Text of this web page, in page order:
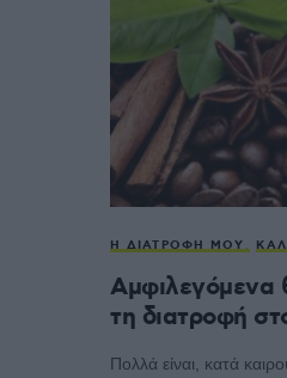
Η ΔΙΑΤΡΟΦΉ ΜΟΥ
Αμφιλεγόμενα
τη διατροφή
Πολλά είναι, κατά